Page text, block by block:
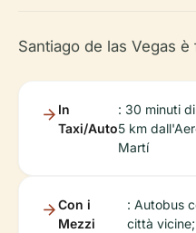
Santiago de las Vegas
In
Taxi/Auto
: 30 minuti
5 km
Martí
Con i
Mezzi
: Autobus
città